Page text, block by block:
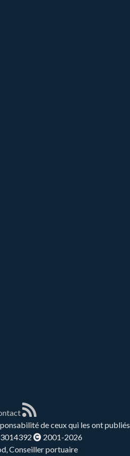
de ceux qui les ont publiés
2001-2026
Conseiller portuaire